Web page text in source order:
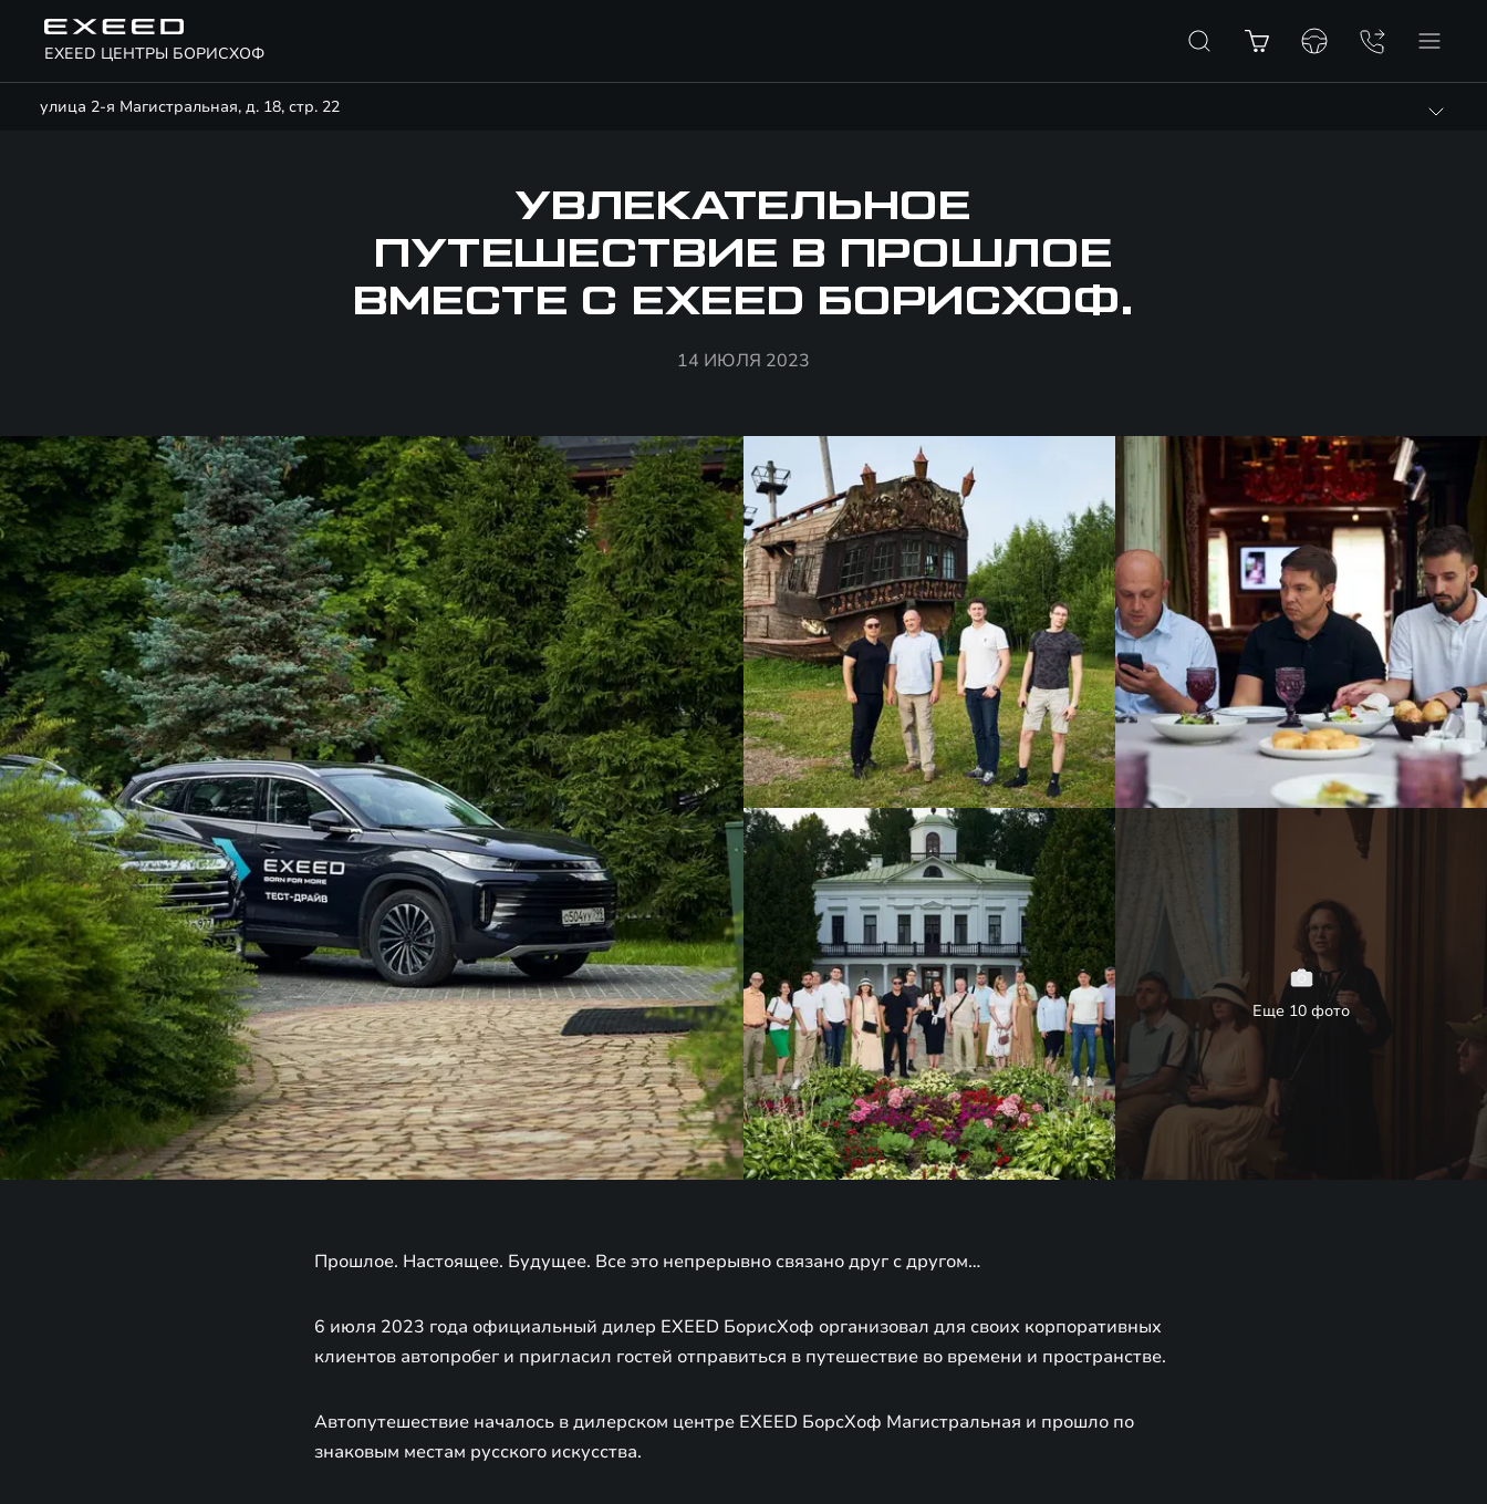
EXEED ЦЕНТРЫ БОРИСХОФ
улица 2-я Магистральная, д. 18, стр. 22
УВЛЕКАТЕЛЬНОЕ
ПУТЕШЕСТВИЕ В ПРОШЛОЕ
ВМЕСТЕ С EXEED БОРИСХОФ.
14 ИЮЛЯ 2023
Еще 10 фото
Прошлое. Настоящее. Будущее. Все это непрерывно связано друг с другом…
6 июля 2023 года официальный дилер EXEED БорисХоф организовал для своих корпоративных
клиентов автопробег и пригласил гостей отправиться в путешествие во времени и пространстве.
Автопутешествие началось в дилерском центре EXEED БорсХоф Магистральная и прошло по
знаковым местам русского искусства.